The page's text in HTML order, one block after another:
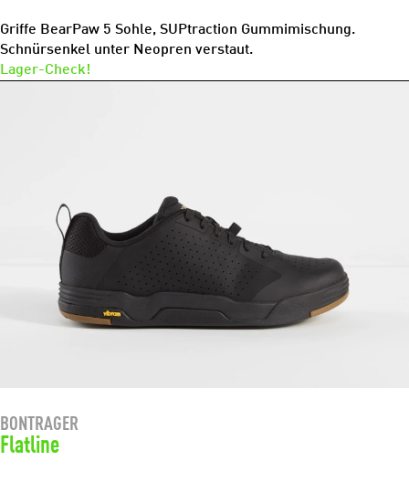
Griffe BearPaw 5 Sohle, SUPtraction Gummimischung.
Schnürsenkel unter Neopren verstaut.
Lager-Check!
BONTRAGER
Flatline